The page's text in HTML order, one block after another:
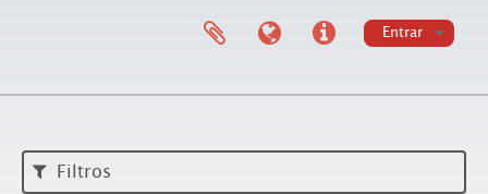
Entrar
Filtros